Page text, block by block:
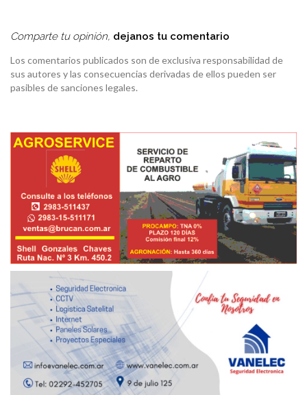
Comparte tu opinión, dejanos tu comentario
Los comentarios publicados son de exclusiva responsabilidad de
sus autores y las consecuencias derivadas de ellos pueden ser
pasibles de sanciones legales.